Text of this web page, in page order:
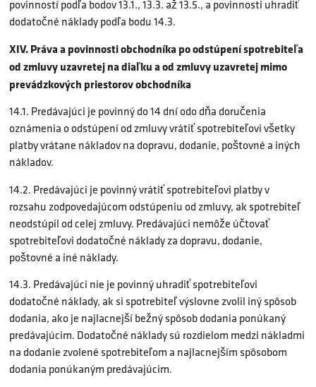
povinností podľa bodov 13.1., 13.3. až 13.5., a povinnosti uhradiť
dodatočné náklady podľa bodu 14.3.
XIV. Práva a povinnosti obchodníka po odstúpení spotrebiteľa
od zmluvy uzavretej na diaľku a od zmluvy uzavretej mimo
prevádzkových priestorov obchodníka
14.1. Predávajúci je povinný do 14 dní odo dňa doručenia
oznámenia o odstúpení od zmluvy vrátiť spotrebiteľovi všetky
platby vrátane nákladov na dopravu, dodanie, poštovné a iných
nákladov.
14.2. Predávajúci je povinný vrátiť spotrebiteľovi platby v
rozsahu zodpovedajúcom odstúpeniu od zmluvy, ak spotrebiteľ
neodstúpil od celej zmluvy. Predávajúci nemôže účtovať
spotrebiteľovi dodatočné náklady za dopravu, dodanie,
poštovné a iné náklady.
14.3. Predávajúci nie je povinný uhradiť spotrebiteľovi
dodatočné náklady, ak si spotrebiteľ výslovne zvolil iný spôsob
dodania, ako je najlacnejší bežný spôsob dodania ponúkaný
predávajúcim. Dodatočné náklady sú rozdielom medzi nákladmi
na dodanie zvolené spotrebiteľom a najlacnejším spôsobom
dodania ponúkaným predávajúcim.